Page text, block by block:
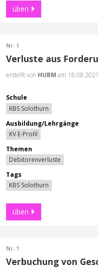
üben
Nr. 1
Verluste aus
erstellt von HUBM am
Schule
KBS Solothurn
Ausbildung/Lehrgänge
KV E-Profil
Themen
Debitorenverluste
Tags
KBS Solothurn
üben
Nr. 1
Verbuchung von